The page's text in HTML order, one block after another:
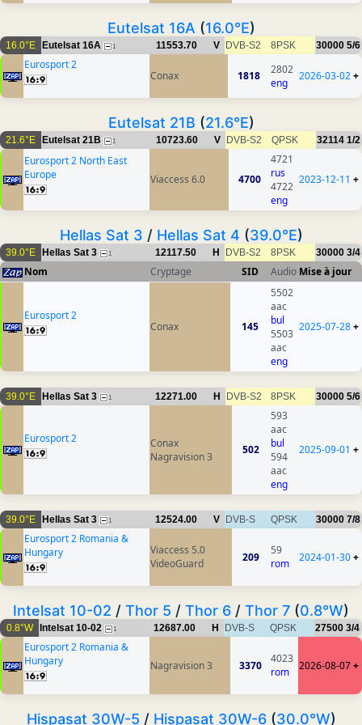
Eutelsat 16A (16.0°E)
16.0°E Eutelsat 16A 1 11553.70 V DVB-S2 8PSK 30000 5/6
Eurosport 2
Conax
1818
2802
eng
2026-03-02+
Eutelsat 21B (21.6°E)
21.6°E Eutelsat 21B 1 10723.60 V DVB-S2 QPSK 32114 1/2
Eurosport 2 North East
Europe
Viaccess 6.0 4700
4721
rus
4722
eng
2023-12-11 +
Hellas Sat 3 / Hellas Sat 4 (39.0°E)
39.0°E Hellas Sat 3 1 12117.50 H DVB-S2 8PSK 30000 3/4
Nom Cryptage SID Audio Mise à jour
Eurosport 2
Conax
145
5502
aac
bul
5503
aac
eng
2025-07-28+
39.0°E Hellas Sat 3 1 12271.00 H DVB-S2 8PSK 30000 5/6
Eurosport 2
Conax
Nagravision 3
502
593
aac
bul
594
aac
eng
2025-09-01 +
39.0°E Hellas Sat 3 1 12524.00 V DVB-S QPSK 30000 7/8
Eurosport 2 Romania &
Hungary
Viaccess 5.0
VideoGuard
209
59
rom
2024-01-30+
Intelsat 10-02 / Thor 5 / Thor 6 / Thor 7 (0.8°W)
0.8°W Intelsat 10-02 1 12687.00 H DVB-S QPSK 27500 3/4
Eurosport 2 Romania &
Hungary
Nagravision 3 3370
4023
rom
2026-08-07+
Hispasat 30W-5 / Hispasat 30W-6(30.0°W)